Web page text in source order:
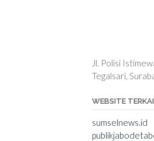
Jl. Polisi
Tegalsari,
WEBSITE
sumselnews.id